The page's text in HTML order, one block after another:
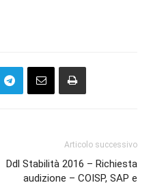
Articolo successivo
Ddl Stabilità 2016 – Richiesta
audizione – COISP, SAP e